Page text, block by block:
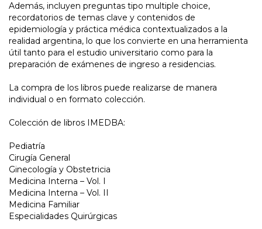
Además, incluyen preguntas tipo multiple choice,
recordatorios de temas clave y contenidos de
epidemiología y práctica médica contextualizados a la
realidad argentina, lo que los convierte en una herramienta
útil tanto para el estudio universitario como para la
preparación de exámenes de ingreso a residencias.
La compra de los libros puede realizarse de manera
individual o en formato colección.
Colección de libros IMEDBA:
Pediatría
Cirugía General
Ginecología y Obstetricia
Medicina Interna – Vol. I
Medicina Interna – Vol. II
Medicina Familiar
Especialidades Quirúrgicas